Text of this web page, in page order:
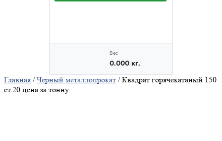
Главная /Черный металлопрокат / Квадрат горячекатаный 150
ст.20 цена за тонну